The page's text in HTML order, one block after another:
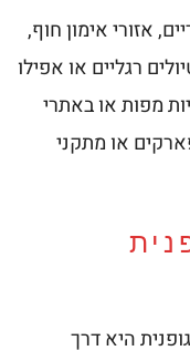
אזורי אימון חוף,
רגליים או אפילו
מפות או באתרי
או מתקני
היא דרך